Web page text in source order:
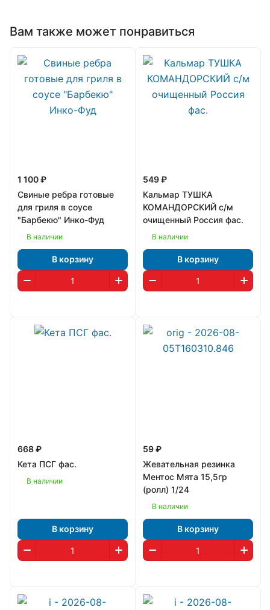
Вам также может понравиться
1 100 ₽
Свиные ребра готовые
для гриля в соусе
"Барбекю" Инко-Фуд
В наличии
В корзину
549 ₽
Кальмар ТУШКА
КОМАНДОРСКИЙ с/м
очищенный Россия фас.
В наличии
В корзину
668 ₽
Кета ПСГ фас.
В наличии
В корзину
59 ₽
Жевательная резинка
Ментос Мята 15,5гр
(ролл) 1/24
В наличии
В корзину